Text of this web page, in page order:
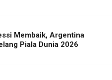
Membaik, Argentina
Piala Dunia 2026